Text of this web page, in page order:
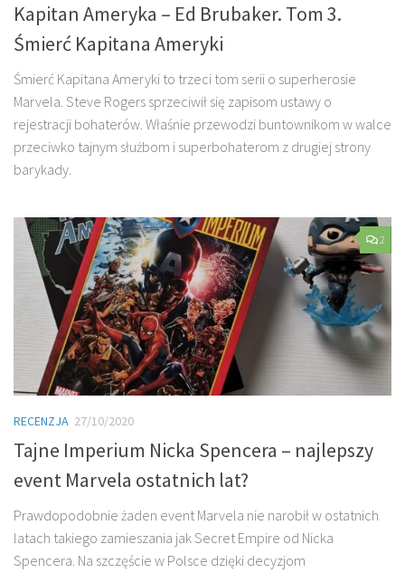
Kapitan Ameryka – Ed Brubaker. Tom 3.
Śmierć Kapitana Ameryki
Śmierć Kapitana Ameryki to trzeci tom serii o superherosie
Marvela. Steve Rogers sprzeciwił się zapisom ustawy o
rejestracji bohaterów. Właśnie przewodzi buntownikom w walce
przeciwko tajnym służbom i superbohaterom z drugiej strony
barykady.
2
RECENZJA 27/10/2020
Tajne Imperium Nicka Spencera – najlepszy
event Marvela ostatnich lat?
Prawdopodobnie żaden event Marvela nie narobił w ostatnich
latach takiego zamieszania jak Secret Empire od Nicka
Spencera. Na szczęście w Polsce dzięki decyzjom